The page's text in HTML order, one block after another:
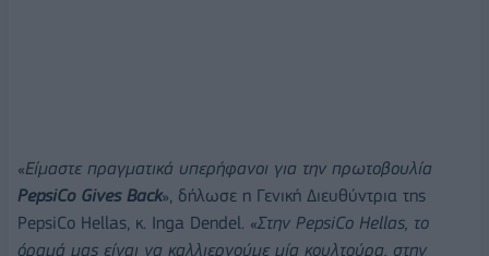
«Είμαστε πραγματικά υπερήφανοι για την πρωτοβουλία
PepsiCo Gives Back», δήλωσε η Γενική Διευθύντρια της
PepsiCo Hellas, κ. Inga Dendel. «Στην PepsiCo Hellas, το
όραμά μας είναι να καλλιεργούμε μία κουλτούρα, στην